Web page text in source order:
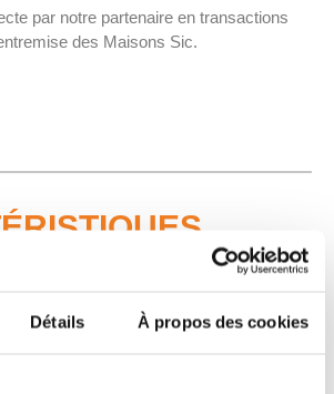
Détails À propos des cookies
par notre partenaire en transactions
des Maisons Sic.
habitable